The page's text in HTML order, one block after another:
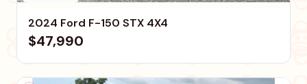
2024 Ford F-150 STX 4X4
$47,990